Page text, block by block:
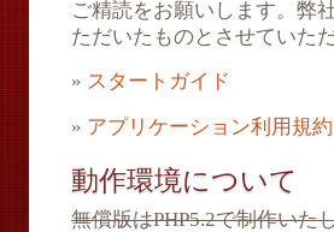
ご精読をお願いします。弊
ただいたものとさせていた
» スタートガイド
» アプリケーション利用規約
動作環境について
無償版はPHP5.2で制作いた